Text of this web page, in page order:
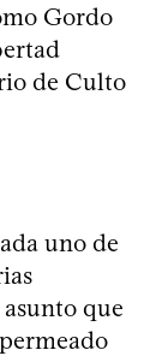
Gordo
de Culto
uno de
que